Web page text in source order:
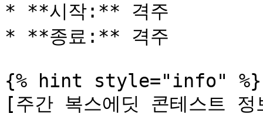
* **시작:** 격주
* **종료:** 격주
{% hint style="info" %}
[주간 복스에딧 콘테스트